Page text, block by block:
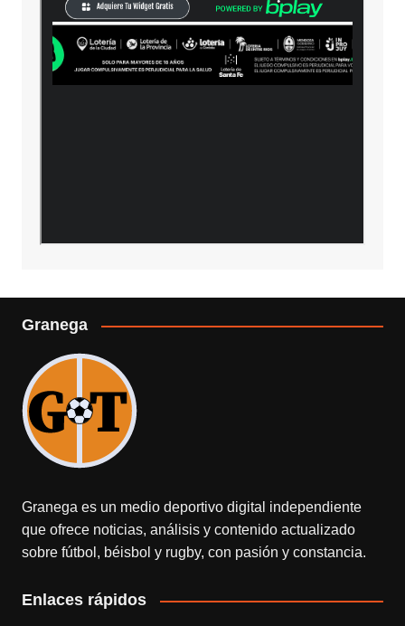
Granega
Granega es un medio deportivo digital independiente
que ofrece noticias, análisis y contenido actualizado
sobre fútbol, béisbol y rugby, con pasión y constancia.
Enlaces rápidos